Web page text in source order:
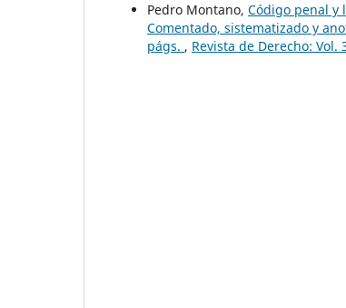
Pedro Montano, Código penal y
Comentado, sistematizado y
págs. , Revista de Derecho: Vol.